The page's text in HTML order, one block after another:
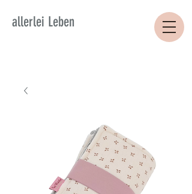
allerlei Leben